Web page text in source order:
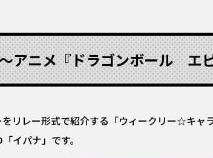
アニメ『ドラゴンボール エ
をリレー形式で紹介する「ウィークリー☆キ
イパナ」です。